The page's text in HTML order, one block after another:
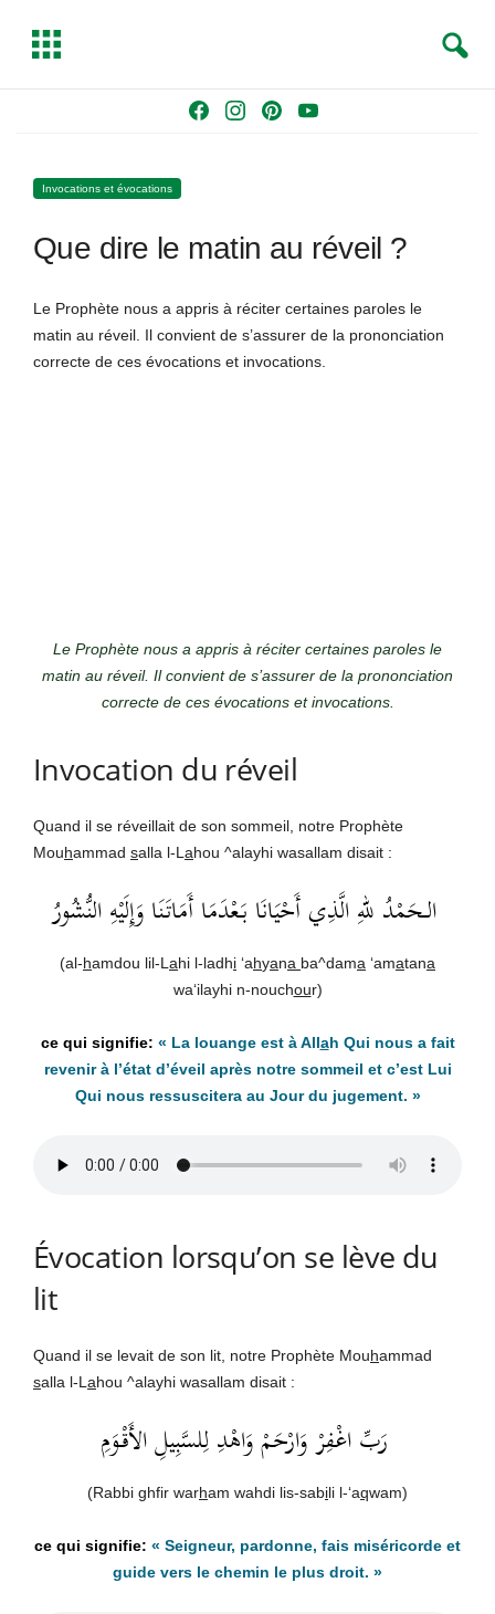
o
g
r
Y
b
T
g
e
a
Invocations et évocations
Que dire le matin au réveil ?
Le Prophète nous a appris à réciter certaines paroles le
matin au réveil. Il convient de s’assurer de la prononciation
correcte de ces évocations et invocations.
Le Prophète nous a appris à réciter certaines paroles le
matin au réveil. Il convient de s’assurer de la prononciation
correcte de ces évocations et invocations.
Invocation du réveil
Quand il se réveillait de son sommeil, notre Prophète
Mouhammad salla l-L ahou ^alayhi wasallam disait :
الـحَمْدُ للهِ الَّذِي أَحْيَانَا بَعْدَمَا أَمَاتَنَا وَإِلَيْهِ النُّشُورُ‏
(al-hamdou lil-L ahi l-ladhi ‘ahyana ba^dama ‘amatana
wa‘ilayhi n-nouchour)
« La louange est à Allah Qui nous a fait
revenir à l’état d’éveil après notre sommeil et c’est Lui
Qui nous ressuscitera au Jour du jugement. »
Évocation lorsqu’on se lève du
lit
Quand il se levait de son lit, notre Prophète Mouhammad
salla l-L ahou ^alayhi wasallam disait :
رَبِّ اغْفِرْ وَارْحَمْ وَاهْدِ لِلسَّبِيلِ الأَقْوَمِ‏
(Rabbi ghfir warham wahdi lis-sabili l-‘aqwam)
« Seigneur, pardonne, fais miséricorde et
guide vers le chemin le plus droit. »